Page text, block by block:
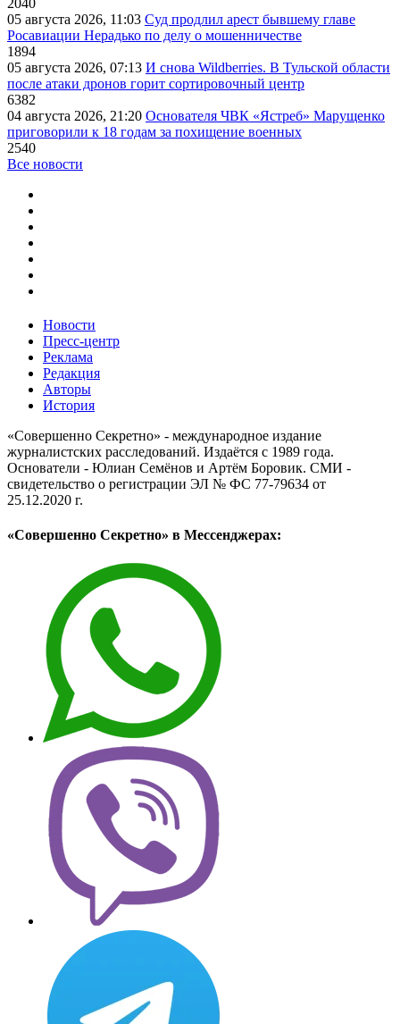
2040
05 августа 2026, 11:03 Суд продлил арест бывшему главе
Росавиации Нерадько по делу о мошенничестве
1894
05 августа 2026, 07:13 И снова Wildberries. В Тульской области
после атаки дронов горит сортировочный центр
6382
04 августа 2026, 21:20 Основателя ЧВК «Ястреб» Марущенко
приговорили к 18 годам за похищение военных
2540
Все новости
Новости
Пресс-центр
Реклама
Редакция
Авторы
История
«Совершенно Секретно» - международное издание
журналистских расследований. Издаётся с 1989 года.
Основатели - Юлиан Семёнов и Артём Боровик. CМИ -
свидетельство о регистрации ЭЛ № ФС 77-79634 от
25.12.2020 г.
«Совершенно Секретно» в Мессенджерах: